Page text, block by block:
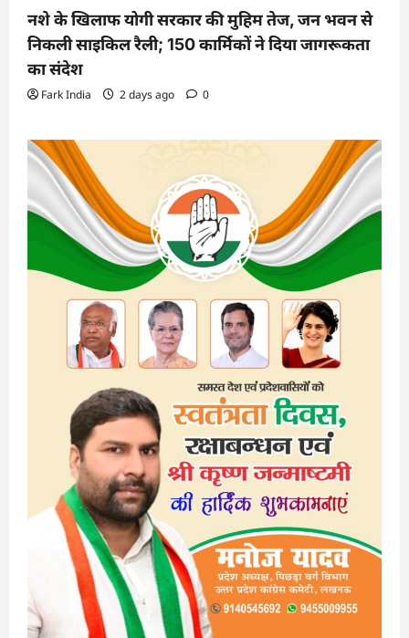
नशे के खिलाफ योगी सरकार की मुहिम तेज, जन भवन से
निकली साइकिल रैली; 150 कार्मिकों ने दिया जागरूकता
का संदेश
Fark India 2 days ago 0